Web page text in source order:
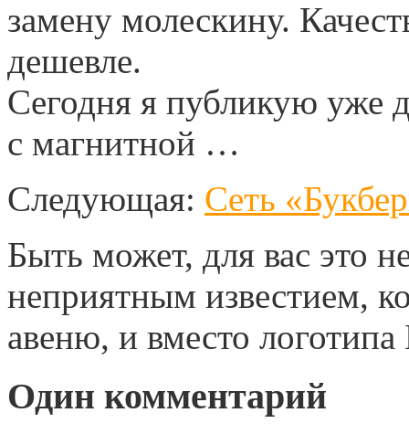
замену молескину.
дешевле.
Сегодня я публикую уже
с магнитной …
Следующая: Сеть
Быть может, для вас это
неприятным известием,
авеню, и вместо
Один комментарий